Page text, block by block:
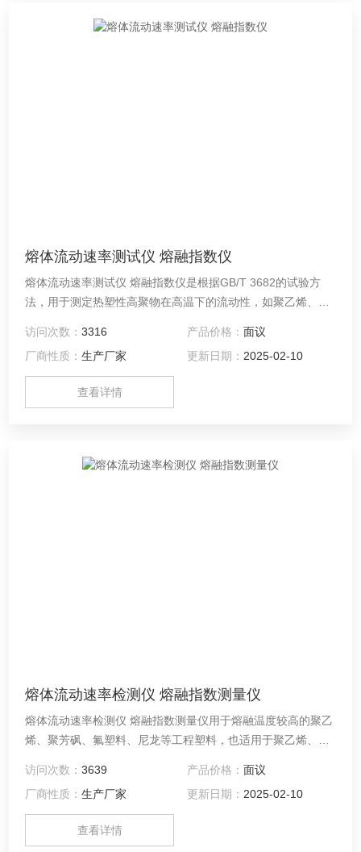
熔体流动速率测试仪 熔融指数仪
熔体流动速率测试仪 熔融指数仪是根据GB/T 3682的试验方
法，用于测定热塑性高聚物在高温下的流动性，如聚乙烯、聚
是目前国内同行业中档机型，操作简单、运行稳定、可长时间
进行试验，深受用户好评。
访问次数：3316 产品价格： 面议
厂商性质：生产厂家 更新日期： 2025-02-10
查看详情
熔体流动速率检测仪 熔融指数测量仪
熔体流动速率检测仪 熔融指数测量仪用于熔融温度较高的聚乙
烯、聚芳砜、氟塑料、尼龙等工程塑料，也适用于聚乙烯、聚
测试。特别适用于大专院校、科研单位、各质检机构、塑料生
产企业、塑料制品及石油化工行业使用
访问次数：3639 产品价格： 面议
厂商性质：生产厂家 更新日期： 2025-02-10
查看详情